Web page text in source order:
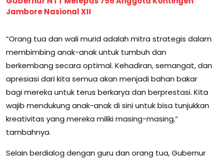
Jambore Nasional XII
“Orang tua dan wali murid adalah mitra strategis dalam
membimbing anak-anak untuk tumbuh dan
berkembang secara optimal. Kehadiran, semangat, dan
apresiasi dari kita semua akan menjadi bahan bakar
bagi mereka untuk terus berkarya dan berprestasi. Kita
wajib mendukung anak-anak di sini untuk bisa tunjukkan
kreativitas yang mereka miliki masing-masing,”
tambahnya.
Selain berdialog dengan guru dan orang tua, Gubernur